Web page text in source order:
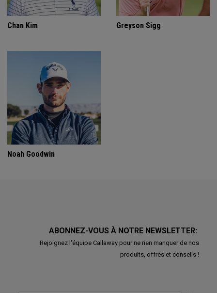
Chan Kim Greyson Sigg
Noah Goodwin
ABONNEZ-VOUS À NOTRE NEWSLETTER:
Rejoignez l'équipe Callaway pour ne rien manquer de nos
produits, offres et conseils !